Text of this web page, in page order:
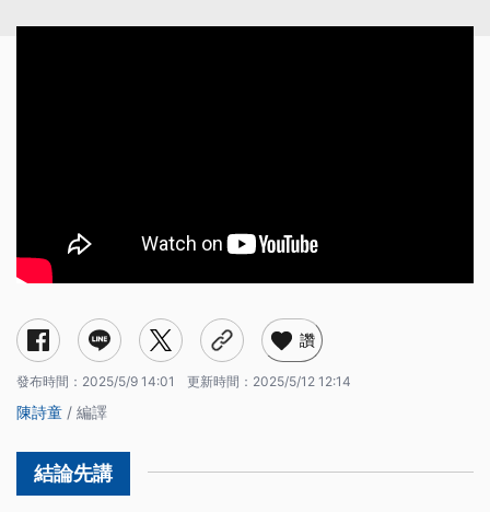
讚
發布時間： 2025/5/9 14:01 更新時間： 2025/5/12 12:14
陳詩童 / 編譯